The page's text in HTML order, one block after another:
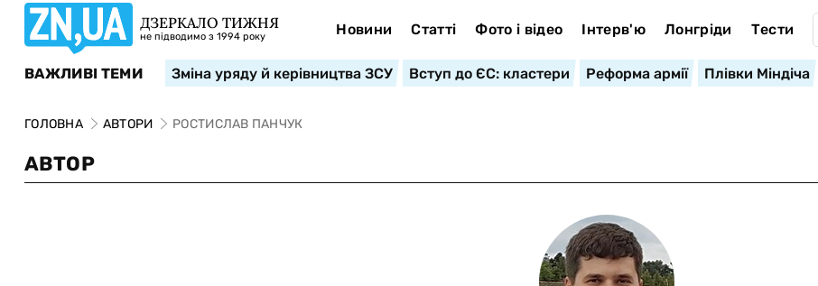
ДЗЕРКАЛО ТИЖНЯ
не підводимо з 1994 року Новини Статті Фото і відео Інтерв'ю Лонгріди Тести
ВАЖЛИВІ ТЕМИ Зміна уряду й керівництва ЗСУ Вступ до ЄС: кластери Реформа армії Плівки Міндіча
ГОЛОВНА АВТОРИ РОСТИСЛАВ ПАНЧУК
АВТОР